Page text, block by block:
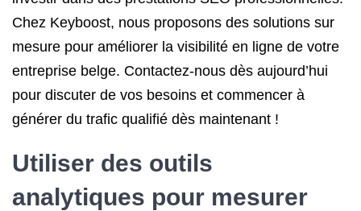
Chez Keyboost, nous proposons des solutions sur
mesure pour améliorer la visibilité en ligne de votre
entreprise belge. Contactez-nous dès aujourd’hui
pour discuter de vos besoins et commencer à
générer du trafic qualifié dès maintenant !
Utiliser des outils
analytiques pour mesurer